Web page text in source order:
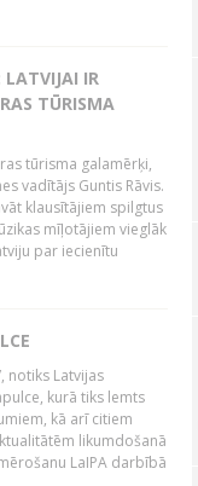
LATVIJAI IR
TŪRISMA
tūrisma galamērķi,
vadītājs Guntis Rāvis.
klausītājiem spilgtus
mīļotājiem vieglāk
par iecienītu
notiks Latvijas
kurā tiks lemts
kā arī citiem
likumdošanā
LaIPA darbībā